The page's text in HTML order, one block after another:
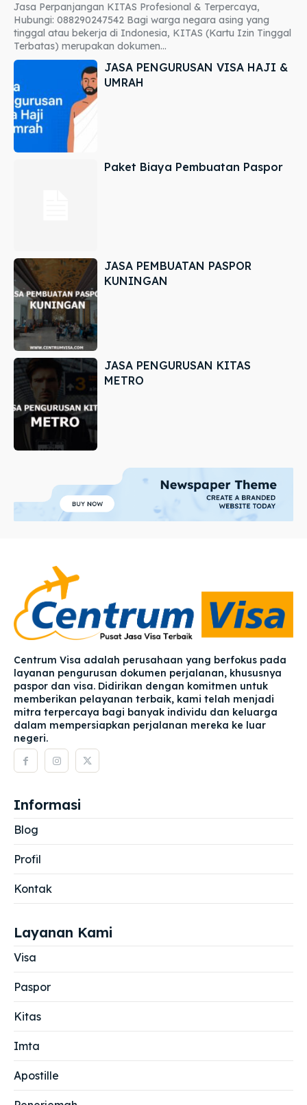
Jasa Perpanjangan KITAS Profesional & Terpercaya,
Hubungi: 088290247542 Bagi warga negara asing yang
tinggal atau bekerja di Indonesia, KITAS (Kartu Izin Tinggal
Terbatas) merupakan dokumen...
JASA PENGURUSAN VISA HAJI &
UMRAH
Paket Biaya Pembuatan Paspor
JASA PEMBUATAN PASPOR
KUNINGAN
JASA PENGURUSAN KITAS
METRO
Centrum Visa adalah perusahaan yang berfokus pada
layanan pengurusan dokumen perjalanan, khususnya
paspor dan visa. Didirikan dengan komitmen untuk
memberikan pelayanan terbaik, kami telah menjadi
mitra terpercaya bagi banyak individu dan keluarga
dalam mempersiapkan perjalanan mereka ke luar
negeri.
Informasi
Blog
Profil
Kontak
Layanan Kami
Visa
Paspor
Kitas
Imta
Apostille